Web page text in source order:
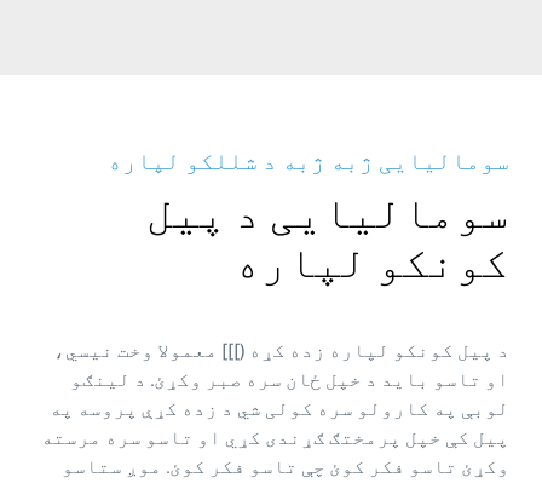
سومالیایی ژبه ژبه د شللکو لپاره
سومالیایی د پیل
کونکو لپاره
د پیل کونکو لپاره زده کړه (]]] معمولا وخت نیسي،
او تاسو باید د خپل ځان سره صبر وکړئ. د لینګو
لوبې په کارولو سره کولی شي د زده کړې پروسه په
پیل کې خپل پرمختګ ګړندی کړي او تاسو سره مرسته
وکړئ تاسو فکر کوئ چې تاسو فکر کوئ. موږ ستاسو